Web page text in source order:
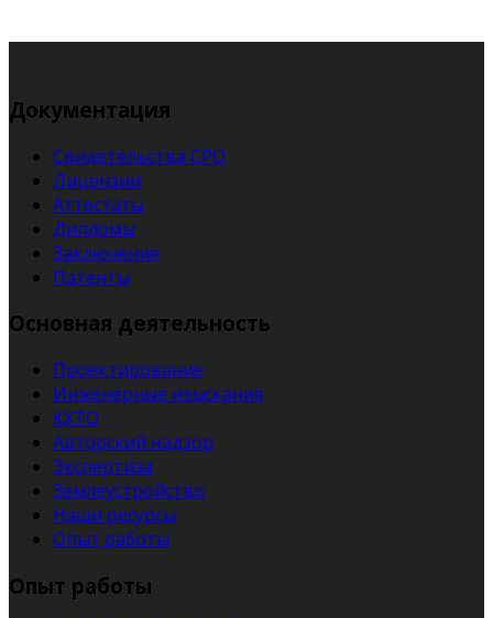
Документация
Свидетельства СРО
Лицензии
Аттестаты
Дипломы
Заключения
Патенты
Основная деятельность
Проектирование
Инженерные изыскания
КХТО
Авторский надзор
Экспертиза
Землеустройство
Наши ресурсы
Опыт работы
Опыт работы